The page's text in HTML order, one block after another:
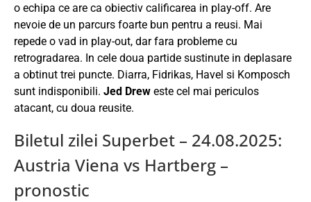
o echipa ce are ca obiectiv calificarea in play-off. Are
nevoie de un parcurs foarte bun pentru a reusi. Mai
repede o vad in play-out, dar fara probleme cu
retrogradarea. In cele doua partide sustinute in deplasare
a obtinut trei puncte. Diarra, Fidrikas, Havel si Komposch
sunt indisponibili. Jed Drew este cel mai periculos
atacant, cu doua reusite.
Biletul zilei Superbet – 24.08.2025:
Austria Viena vs Hartberg –
pronostic